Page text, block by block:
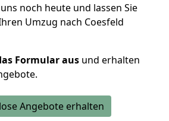
noch heute und lassen Sie
Umzug nach Coesfeld
Formular aus und erhalten
Angebote erhalten